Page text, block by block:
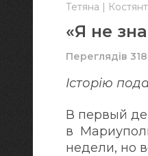
Тетяна |
«Я не
Переглядів 318
Історію
В первый
в
недели, но